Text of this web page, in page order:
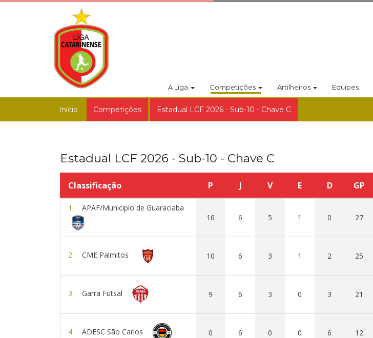
A Liga Competições Artilheiros Equipes
Início Competições Estadual LCF 2026 - Sub-10 - Chave C
Estadual LCF 2026 - Sub-10 - Chave C
Classificação P J V E D GP
1
APAF/Municipio de Guaraciaba
16
6 5 1 0 27
2 CME Palmitos 10 6 3 1 2 25
3 Garra Futsal 9 6 3 0 3 21
4 ADESC São Carlos 0 6 0 0 6 12